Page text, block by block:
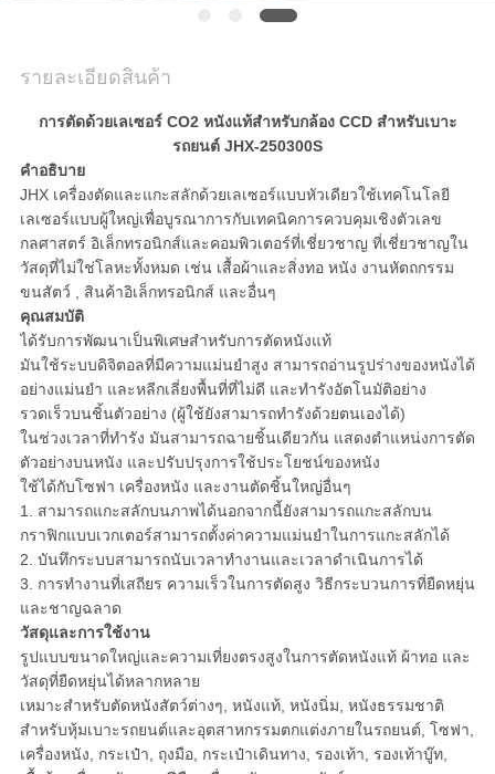
COMPANY
NEWS
SITEMAP
PRIVACY
POLICY
รายละเอียดสินค้า
การตัดด้วยเลเซอร์ CO2 หนังแท้สำหรับกล้อง CCD สำหรับเบาะ
รถยนต์ JHX-250300S
คำอธิบาย
JHX เครื่องตัดและแกะสลักด้วยเลเซอร์แบบหัวเดียวใช้เทคโนโลยี
เลเซอร์แบบผู้ใหญ่เพื่อบูรณาการกับเทคนิคการควบคุมเชิงตัวเลข
กลศาสตร์ อิเล็กทรอนิกส์และคอมพิวเตอร์ที่เชี่ยวชาญ ที่เชี่ยวชาญใน
วัสดุที่ไม่ใช่โลหะทั้งหมด เช่น เสื้อผ้าและสิ่งทอ หนัง งานหัตถกรรม
ขนสัตว์ , สินค้าอิเล็กทรอนิกส์ และอื่นๆ
คุณสมบัติ
ได้รับการพัฒนาเป็นพิเศษสำหรับการตัดหนังแท้
มันใช้ระบบดิจิตอลที่มีความแม่นยำสูง สามารถอ่านรูปร่างของหนังได้
อย่างแม่นยำ และหลีกเลี่ยงพื้นที่ที่ไม่ดี และทำรังอัตโนมัติอย่าง
รวดเร็วบนชิ้นตัวอย่าง (ผู้ใช้ยังสามารถทำรังด้วยตนเองได้)
ในช่วงเวลาที่ทำรัง มันสามารถฉายชิ้นเดียวกัน แสดงตำแหน่งการตัด
ตัวอย่างบนหนัง และปรับปรุงการใช้ประโยชน์ของหนัง
ใช้ได้กับโซฟา เครื่องหนัง และงานตัดชิ้นใหญ่อื่นๆ
1. สามารถแกะสลักบนภาพได้นอกจากนี้ยังสามารถแกะสลักบน
กราฟิกแบบเวกเตอร์สามารถตั้งค่าความแม่นยำในการแกะสลักได้
2. บันทึกระบบสามารถนับเวลาทำงานและเวลาดำเนินการได้
3. การทำงานที่เสถียร ความเร็วในการตัดสูง วิธีกระบวนการที่ยืดหยุ่น
และชาญฉลาด
วัสดุและการใช้งาน
รูปแบบขนาดใหญ่และความเที่ยงตรงสูงในการตัดหนังแท้ ผ้าทอ และ
วัสดุที่ยืดหยุ่นได้หลากหลาย
เหมาะสำหรับตัดหนังสัตว์ต่างๆ, หนังแท้, หนังนิ่ม, หนังธรรมชาติ
สำหรับหุ้มเบาะรถยนต์และอุตสาหกรรมตกแต่งภายในรถยนต์, โซฟา,
เครื่องหนัง, กระเป๋า, ถุงมือ, กระเป๋าเดินทาง, รองเท้า, รองเท้าบู๊ท,